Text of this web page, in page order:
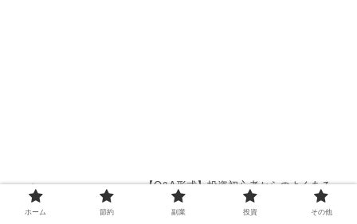
【Q&A形式】投資初心者からのよくある
質問にセミリッチが答えます！
ホーム 節約 副業 投資 その他